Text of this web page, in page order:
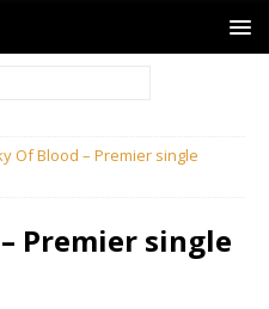
Of Blood – Premier single
Premier single